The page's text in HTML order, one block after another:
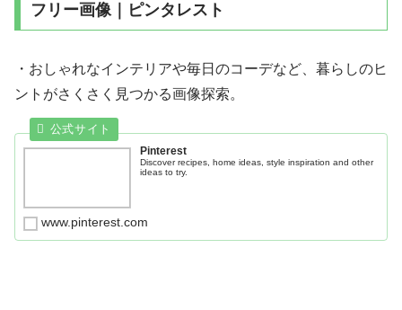
フリー画像｜ピンタレスト
・おしゃれなインテリアや毎日のコーデなど、暮らしのヒ
ントがさくさく見つかる画像探索。
Pinterest
Discover recipes, home ideas, style inspiration and other
ideas to try.
www.pinterest.com